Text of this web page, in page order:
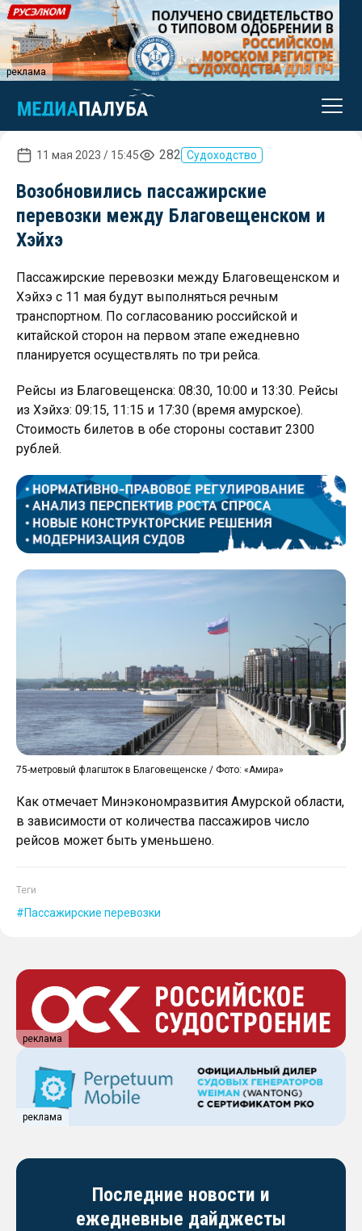
реклама
11 мая 2023 / 15:45 282 Судоходство
Возобновились пассажирские
перевозки между Благовещенском и
Хэйхэ
Пассажирские перевозки между Благовещенском и
Хэйхэ с 11 мая будут выполняться речным
транспортном. По согласованию российской и
китайской сторон на первом этапе ежедневно
планируется осуществлять по три рейса.
Рейсы из Благовещенска: 08:30, 10:00 и 13:30. Рейсы
из Хэйхэ: 09:15, 11:15 и 17:30 (время амурское).
Стоимость билетов в обе стороны составит 2300
рублей.
75-метровый флагшток в Благовещенске / Фото: «Амира»
Как отмечает Минэкономразвития Амурской области,
в зависимости от количества пассажиров число
рейсов может быть уменьшено.
Теги
Пассажирские перевозки
реклама
реклама
Последние новости и
ежедневные дайджесты